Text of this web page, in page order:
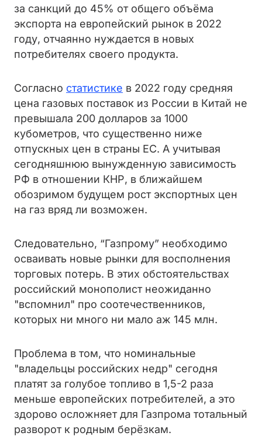
за санкций до 45% от общего объёма
экспорта на европейский рынок в 2022
году, отчаянно нуждается в новых
потребителях своего продукта.
Согласно статистике в 2022 году средняя
цена газовых поставок из России в Китай не
превышала 200 долларов за 1000
кубометров, что существенно ниже
отпускных цен в страны ЕС. А учитывая
сегодняшнюю вынужденную зависимость
РФ в отношении КНР, в ближайшем
обозримом будущем рост экспортных цен
на газ вряд ли возможен.
Следовательно, “Газпрому” необходимо
осваивать новые рынки для восполнения
торговых потерь. В этих обстоятельствах
российский монополист неожиданно
"вспомнил" про соотечественников,
которых ни много ни мало аж 145 млн.
Проблема в том, что номинальные
"владельцы российских недр" сегодня
платят за голубое топливо в 1,5-2 раза
меньше европейских потребителей, а это
здорово осложняет для Газпрома тотальный
разворот к родным берёзкам.